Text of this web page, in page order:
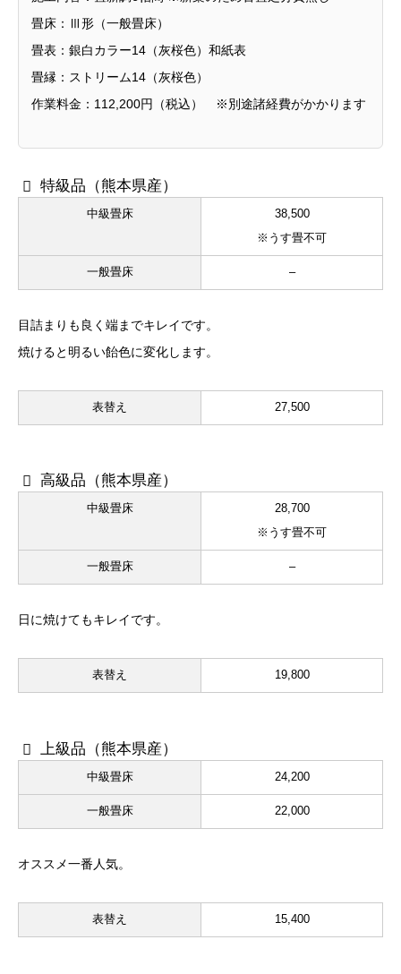
畳床：Ⅲ形（一般畳床）
畳表：銀白カラー14（灰桜色）和紙表
畳縁：ストリーム14（灰桜色）
作業料金：112,200円（税込） ※別途諸経費がかかります
特級品（熊本県産）
中級畳床
38,500
※うす畳不可
一般畳床 –
目詰まりも良く端までキレイです。
焼けると明るい飴色に変化します。
表替え 27,500
高級品（熊本県産）
中級畳床
28,700
※うす畳不可
一般畳床 –
日に焼けてもキレイです。
表替え 19,800
上級品（熊本県産）
中級畳床 24,200
一般畳床 22,000
オススメ一番人気。
表替え 15,400